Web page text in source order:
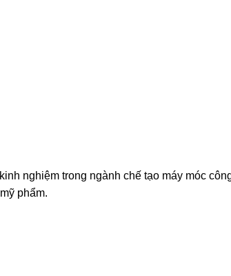
nghiệm trong ngành chế tạo máy móc
phẩm.